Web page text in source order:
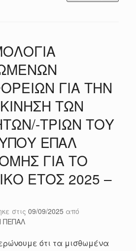
ΓΙΑ ΤΗΝ
ΤΩΝ
ΤΡΙΩΝ ΤΟΥ
ΕΠΑΛ
ΓΙΑ ΤΟ
ΕΤΟΣ 2025 –
στις 09/09/2025 από
ΠΕΠΑΛ
ότι τα μισθωμένα